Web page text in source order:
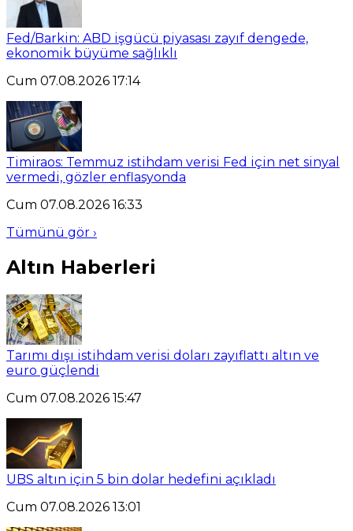
Fed/Barkin: ABD işgücü piyasası zayıf dengede,
ekonomik büyüme sağlıklı
Cum 07.08.2026 17:14
Timiraos: Temmuz istihdam verisi Fed için net sinyal
vermedi, gözler enflasyonda
Cum 07.08.2026 16:33
Tümünü gör ›
Altın Haberleri
Tarımı dışı istihdam verisi doları zayıflattı altın ve
euro güçlendi
Cum 07.08.2026 15:47
UBS altın için 5 bin dolar hedefini açıkladı
Cum 07.08.2026 13:01